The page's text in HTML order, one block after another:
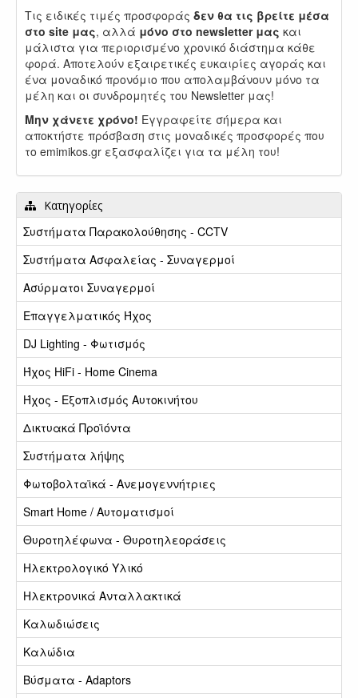
Τις ειδικές τιμές προσφοράς δεν θα τις βρείτε μέσα
στο site μας, αλλά μόνο στο newsletter μας και
μάλιστα για περιορισμένο χρονικό διάστημα κάθε
φορά. Αποτελούν εξαιρετικές ευκαιρίες αγοράς και
ένα μοναδικό προνόμιο που απολαμβάνουν μόνο τα
μέλη και οι συνδρομητές του Newsletter μας!
Μην χάνετε χρόνο! Εγγραφείτε σήμερα και
αποκτήστε πρόσβαση στις μοναδικές προσφορές που
το emimikos.gr εξασφαλίζει για τα μέλη του!
Κατηγορίες
Συστήματα Παρακολούθησης - CCTV
Συστήματα Ασφαλείας - Συναγερμοί
Ασύρματοι Συναγερμοί
Επαγγελματικός Ήχος
DJ Lighting - Φωτισμός
Ήχος HiFi - Home Cinema
Ήχος - Εξοπλισμός Αυτοκινήτου
Δικτυακά Προϊόντα
Συστήματα λήψης
Φωτοβολταϊκά - Ανεμογεννήτριες
Smart Home / Αυτοματισμοί
Θυροτηλέφωνα - Θυροτηλεοράσεις
Ηλεκτρολογικό Υλικό
Ηλεκτρονικά Ανταλλακτικά
Καλωδιώσεις
Καλώδια
Βύσματα - Adaptors